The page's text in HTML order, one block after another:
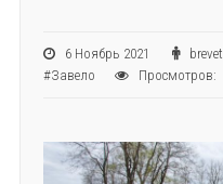
6 Ноябрь 2021 brevet
#Завело
Просмотров: